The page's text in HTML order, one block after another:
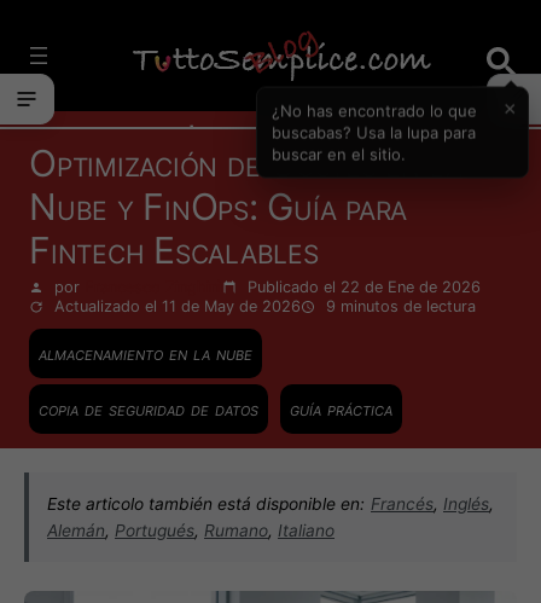
contenuto
Informática
Optimización de Costes en la
Nube y FinOps: Guía para
Fintech Escalables
por
Publicado el 22 de Ene de 2026
Actualizado el 11 de May de 2026
9 minutos de lectura
almacenamiento en la nube
copia de seguridad de datos guía práctica
Este articolo también está disponible en: Francés, Inglés,
Alemán, Portugués, Rumano, Italiano
¿No has encontrado lo que
buscabas? Usa la lupa para
buscar en el sitio.
×